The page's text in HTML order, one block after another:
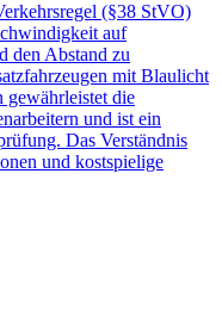
(§38 StVO)
auf
den Abstand zu
mit Blaulicht
gewährleistet die
und ist ein
Das Verständnis
und kostspielige